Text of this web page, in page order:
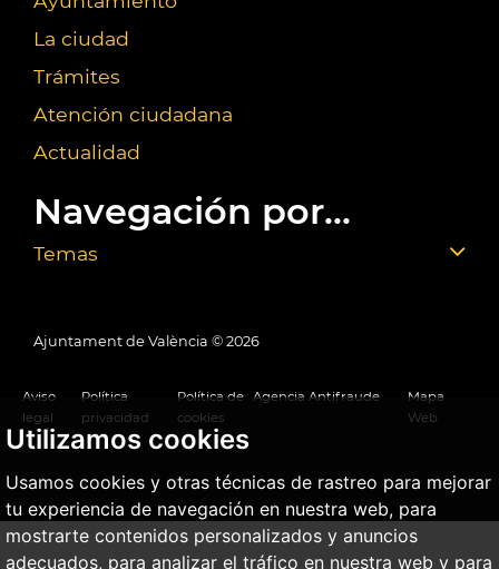
Utilizamos cookies
Usamos cookies y otras técnicas de rastreo para mejorar
tu experiencia de navegación en nuestra web, para
mostrarte contenidos personalizados y anuncios
adecuados, para analizar el tráfico en nuestra web y para
La ciudad
Trámites
Atención ciudadana
Actualidad
Navegación por...
Temas
Ajuntament de València © 2026
Aviso
legal
Política
privacidad
Política de
cookies
Agencia Antifraude
Mapa
Web